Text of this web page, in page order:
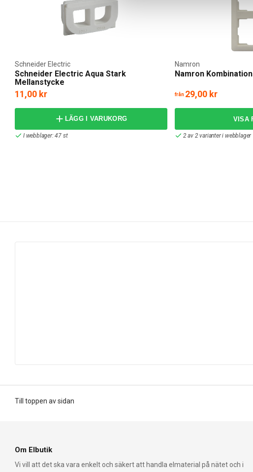
Schneider Electric Aqua Stark
Mellanstycke
Schneider Electric
11,00 kr
LÄGG I VARUKORG
I webblager: 47 st
Namron
Namron
från 29,00 kr
2 av 2 varianter i webblager
Till toppen av sidan
Om Elbutik
Vi vill att det ska vara enkelt och säkert att handla elmaterial på nätet och i